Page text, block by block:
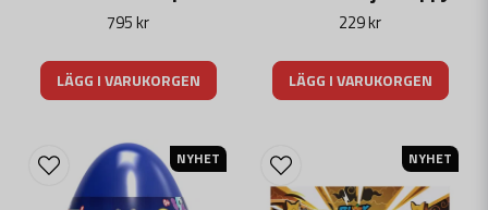
795 kr
LÄGG I VARUKORGEN
229 kr
LÄGG I VARUKORGEN
NYHET NYHET